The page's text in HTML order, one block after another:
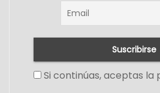
Si continúas, aceptas